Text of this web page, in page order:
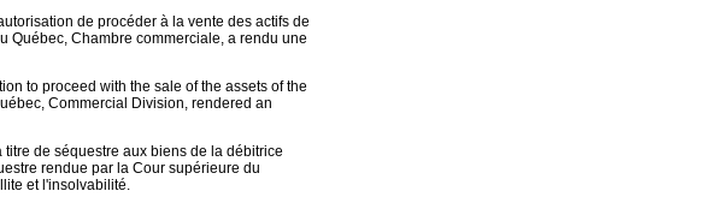
de procéder à la vente des actifs de
Québec, Chambre commerciale, a rendu une
to proceed with the sale of the assets of the
Commercial Division, rendered an
de séquestre aux biens de la débitrice
rendue par la Cour supérieure du
et l'insolvabilité.